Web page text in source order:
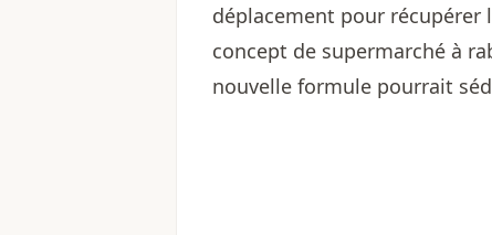
déplacement pour récupérer
concept de supermarché à
nouvelle formule pourrait